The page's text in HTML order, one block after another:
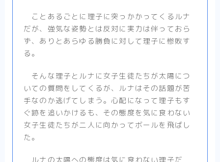
ことあるごとに理子に突っかかってくるルナ
だが、強気な姿勢とは反対に実力は伴っておら
ず、ありとあらゆる勝負に対して理子に惨敗す
る。
そんな理子とルナに女子生徒たちが太陽につ
いての質問をしてくるが、ルナはその話題が苦
手なのか逃げてしまう。心配になって理子もす
ぐ跡を追いかけるも、その態度を気に食わない
女子生徒たちが二人に向かってボールを飛ばし
た。
ルナの太陽への態度は気に食わない理子だ